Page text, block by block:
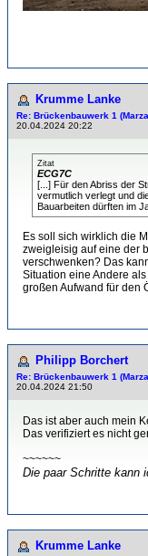
Krumme Lanke
Re: Brückenbauwerk 1
20.04.2024 20:22
Zitat
ECG7C
[...] Für den Abriss der
vermutlich verlegt und
Bauarbeiten dürften im
Es soll sich wirklich die
zweigleisig auf eine der
verschwenken? Das
Situation eine Andere
großen Aufwand für den
Philipp Borchert
Re: Brückenbauwerk 1
20.04.2024 21:50
Das ist aber auch mein
Das verifiziert es nicht
~~~~~~
Die paar Schritte kann
Krumme Lanke